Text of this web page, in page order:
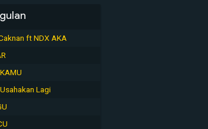
ft NDX AKA
Lagi